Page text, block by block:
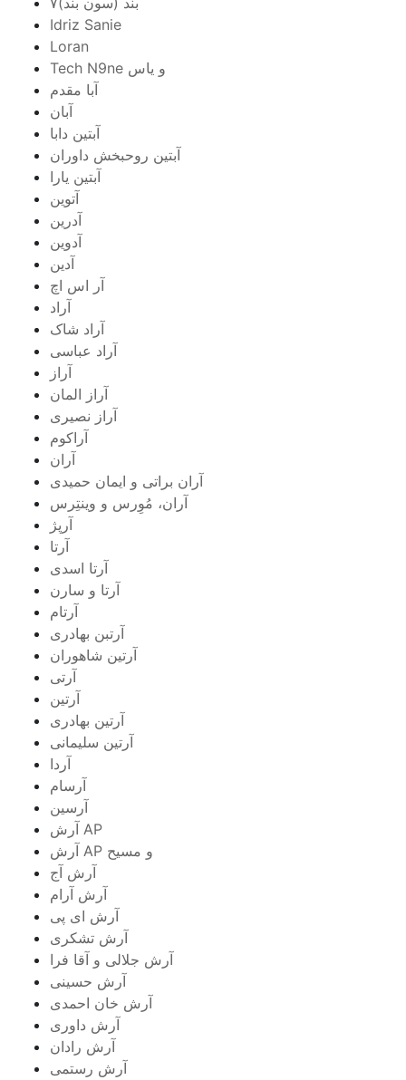
Idriz Sanie
Loran
Tech N9ne و یاس
آبا مقدم
آبان
آبتین دابا
آبتین روحبخش داوران
آبتین یارا
آتوین
آدرین
آدوین
آدین
آر اس اچ
آراد
آراد شاک
آراد عباسی
آراز
آراز المان
آراز نصیری
آراکوم
آران
آران براتی و ایمان حمیدی
آران، مُوِرس و وینتِرس
آرپژ
آرتا
آرتا اسدی
آرتا و سارن
آرتام
آرتبن بهادری
آرتين شاهوران
آرتی
آرتین
آرتین بهادری
آرتین سلیمانی
آردا
آرسام
آرسین
آرش AP
آرش AP و مسیح
آرش آج
آرش آرام
آرش ای پی
آرش تشکری
آرش جلالی و آقا فرا
آرش حسینی
آرش خان احمدی
آرش داوری
آرش رادان
آرش رستمى